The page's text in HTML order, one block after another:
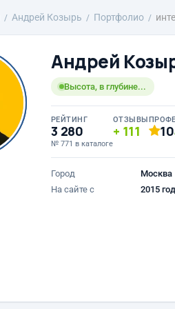
Андрей Козырь Портфолио
Андрей
Высота, в глубине...
РЕЙТИНГ
3 280
№ 771 в каталоге
ОТЗЫВЫ
111 10
Город
Москва
На сайте с
2015